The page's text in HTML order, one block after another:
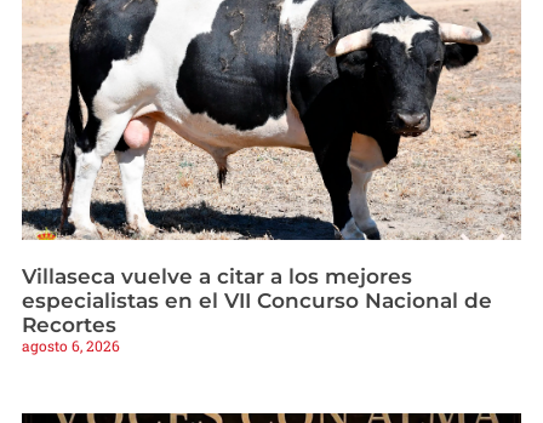
Villaseca vuelve a citar a los mejores
especialistas en el VII Concurso Nacional de
Recortes
agosto 6, 2026